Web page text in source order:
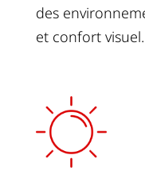
des
et confort visuel.